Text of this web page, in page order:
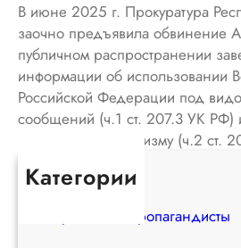
В июне 2025 г. Прокуратура
заочно предъявила обвинение
публичном распространении
информации об использовании
Российской Федерации под
сообщений (ч.1 ст. 207.3 УК РФ)
призывах к терроризму (ч.2 ст.
Категории
Террористы
Вражеские пропагандисты